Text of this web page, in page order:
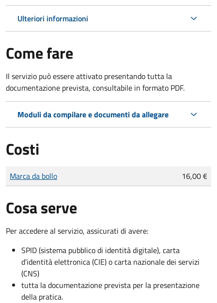
Ulteriori informazioni
Come fare
Il servizio può essere attivato presentando tutta la
documentazione prevista, consultabile in formato PDF.
Moduli da compilare e documenti da allegare
Costi
Tipo di pagamento
Importo
Marca da bollo 16,00 €
Cosa serve
Per accedere al servizio, assicurati di avere:
SPID (sistema pubblico di identità digitale), carta
d’identità elettronica (CIE) o carta nazionale dei servizi
(CNS)
tutta la documentazione prevista per la presentazione
della pratica.